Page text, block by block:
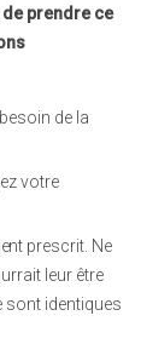
prendre ce
de la
votre
prescrit. Ne
leur être
sont identiques